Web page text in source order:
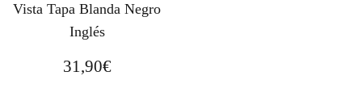
Vista Tapa Blanda Negro
Inglés
31,90€